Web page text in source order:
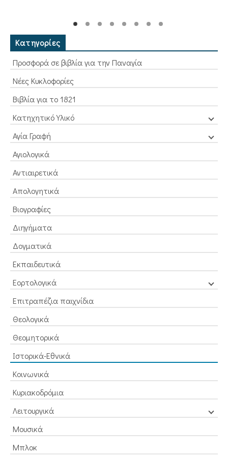
6,00€.
Κατηγορίες
Προσφορά σε βιβλία για την Παναγία
Νέες Κυκλοφορίες
Βιβλία για το 1821
Κατηχητικό Υλικό
Αγία Γραφή
Αγιολογικά
Αντιαιρετικά
Απολογητικά
Βιογραφίες
Διηγήματα
Δογματικά
Εκπαιδευτικά
Εορτολογικά
Επιτραπέζια παιχνίδια
Θεολογικά
Θεομητορικά
Ιστορικά-Εθνικά
Κοινωνικά
Κυριακοδρόμια
Λειτουργικά
Μουσικά
Μπλοκ